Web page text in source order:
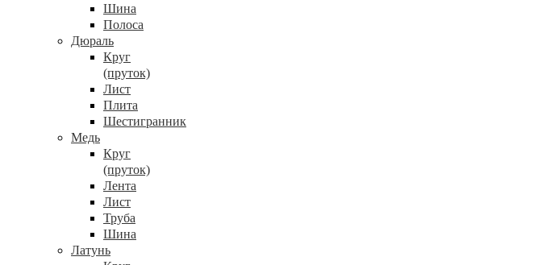
Шина
Полоса
Дюраль
Круг
(пруток)
Лист
Плита
Шестигранник
Медь
Круг
(пруток)
Лента
Лист
Труба
Шина
Латунь